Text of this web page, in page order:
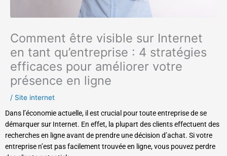
Comment être visible sur Internet
en tant qu’entreprise : 4 stratégies
efficaces pour améliorer votre
présence en ligne
/ Site internet
Dans l’économie actuelle, il est crucial pour toute entreprise de se
démarquer sur Internet. En effet, la plupart des clients effectuent des
recherches en ligne avant de prendre une décision d’achat. Si votre
entreprise n’est pas facilement trouvée en ligne, vous pouvez perdre